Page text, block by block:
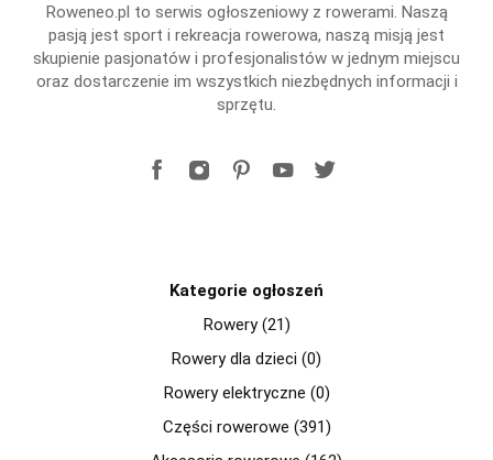
Roweneo.pl to serwis ogłoszeniowy z rowerami. Naszą
pasją jest sport i rekreacja rowerowa, naszą misją jest
skupienie pasjonatów i profesjonalistów w jednym miejscu
oraz dostarczenie im wszystkich niezbędnych informacji i
sprzętu.
Kategorie ogłoszeń
Rowery (21)
Rowery dla dzieci (0)
Rowery elektryczne (0)
Części rowerowe (391)